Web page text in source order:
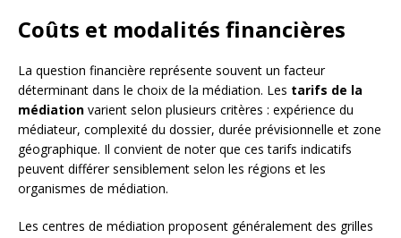
Coûts et modalités financières
La question financière représente souvent un facteur
déterminant dans le choix de la médiation. Les tarifs de la
médiation varient selon plusieurs critères : expérience du
médiateur, complexité du dossier, durée prévisionnelle et zone
géographique. Il convient de noter que ces tarifs indicatifs
peuvent différer sensiblement selon les régions et les
organismes de médiation.
Les centres de médiation proposent généralement des grilles